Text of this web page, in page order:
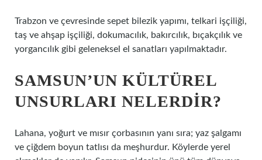
Trabzon ve çevresinde sepet bilezik yapımı, telkari işçiliği,
taş ve ahşap işçiliği, dokumacılık, bakırcılık, bıçakçılık ve
yorgancılık gibi geleneksel el sanatları yapılmaktadır.
SAMSUN’UN KÜLTÜREL
UNSURLARI NELERDIR?
Lahana, yoğurt ve mısır çorbasının yanı sıra; yaz şalgamı
ve çiğdem boyun tatlısı da meşhurdur. Köylerde yerel